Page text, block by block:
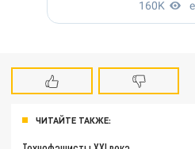
ЧИТАЙТЕ ТАКЖЕ: